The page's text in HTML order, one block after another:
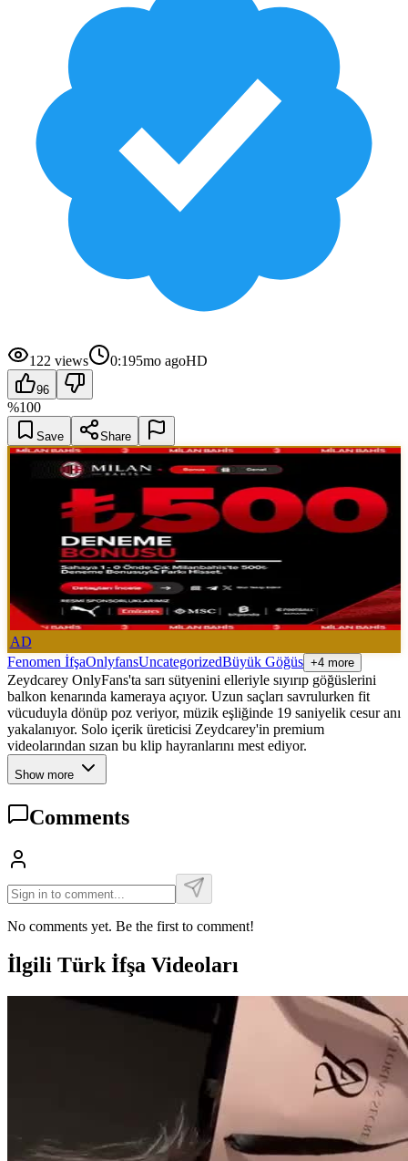
122 views 0:195mo agoHD
96
%100
Save Share
AD
Fenomen İfşaOnlyfansUncategorizedBüyük Göğüs +4 more
Zeydcarey OnlyFans'ta sarı sütyenini elleriyle sıyırıp göğüslerini
balkon kenarında kameraya açıyor. Uzun saçları savrulurken fit
vücuduyla dönüp poz veriyor, müzik eşliğinde 19 saniyelik cesur anı
yakalanıyor. Solo içerik üreticisi Zeydcarey'in premium
videolarından sızan bu klip hayranlarını mest ediyor.
Show more
Comments
No comments yet. Be the first to comment!
İlgili Türk İfşa Videoları